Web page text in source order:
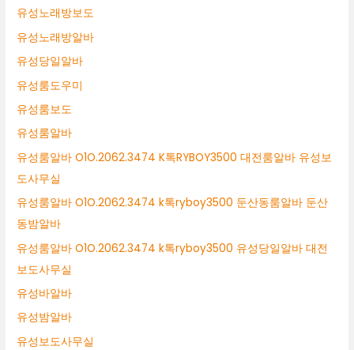
유성노래방보도
유성노래방알바
유성당일알바
유성룸도우미
유성룸보도
유성룸알바
유성룸알바 O1O.2062.3474 K톡RYBOY3500 대전룸알바 유성보
도사무실
유성룸알바 O1O.2062.3474 k톡ryboy3500 둔산동룸알바 둔산
동밤알바
유성룸알바 O1O.2062.3474 k톡ryboy3500 유성당일알바 대전
보도사무실
유성바알바
유성밤알바
유성보도사무실